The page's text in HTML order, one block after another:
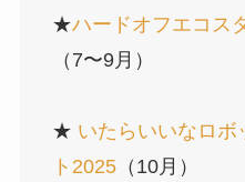
★ハードオフエコス
（7〜9月）
★ いたらいいなロボ
ト2025（10月）